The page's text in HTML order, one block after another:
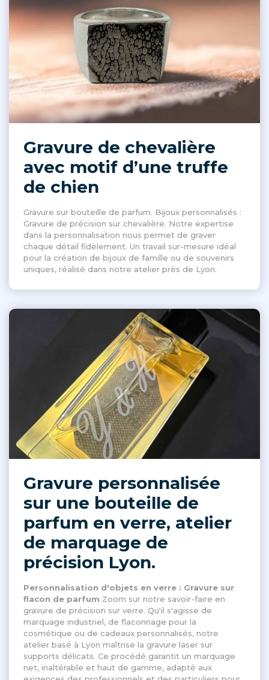
Gravure de chevalière
avec motif d’une truffe
de chien
Gravure sur bouteille de parfum. Bijoux personnalisés :
Gravure de précision sur chevalière. Notre expertise
dans la personnalisation nous permet de graver
chaque détail fidèlement. Un travail sur-mesure idéal
pour la création de bijoux de famille ou de souvenirs
uniques, réalisé dans notre atelier près de Lyon.
Gravure personnalisée
sur une bouteille de
parfum en verre, atelier
de marquage de
précision Lyon.
Personnalisation d'objets en verre : Gravure sur
flacon de parfum Zoom sur notre savoir-faire en
gravure de précision sur verre. Qu'il s'agisse de
marquage industriel, de flaconnage pour la
cosmétique ou de cadeaux personnalisés, notre
atelier basé à Lyon maîtrise la gravure laser sur
supports délicats. Ce procédé garantit un marquage
net, inaltérable et haut de gamme, adapté aux